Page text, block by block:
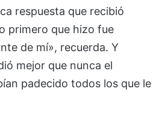
respuesta que recibió
primero que hizo fue
de mí», recuerda. Y
mejor que nunca el
padecido todos los que le